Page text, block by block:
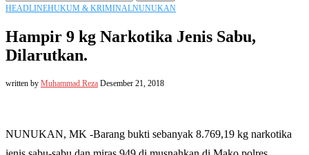
HEADLINEHUKUM & KRIMINALNUNUKAN
Hampir 9 kg Narkotika Jenis Sabu,
Dilarutkan.
written by Muhammad Reza Desember 21, 2018
NUNUKAN, MK -Barang bukti sebanyak 8.769,19 kg narkotika